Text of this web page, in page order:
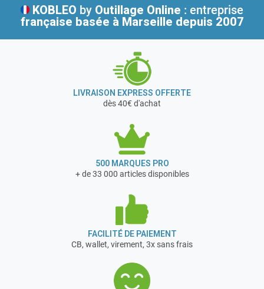
KOBLEO by Outillage Online : entreprise
française basée à Marseille depuis 2007
LIVRAISON EXPRESS OFFERTE
dès 40€ d'achat
500 MARQUES PRO
+ de 33 000 articles disponibles
FACILITÉ DE PAIEMENT
CB, wallet, virement, 3x sans frais